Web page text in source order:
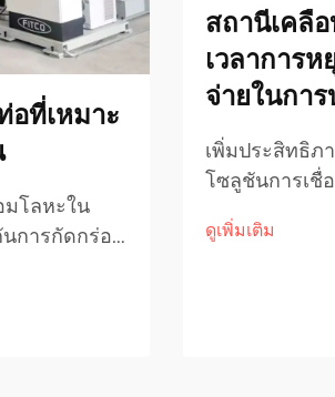
อที่เหมาะ
มโลหะใน
การกัดกร่อน
องท่อจาก
สถานีเคลื
เวลาการ
จ่ายในกา
เพิ่มประสิทธิภ
โซลูชันการเชื่
การรักษาการ
ดูเพิ่มเติม